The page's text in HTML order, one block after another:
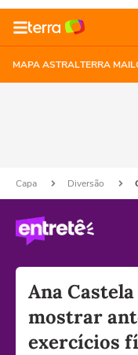
MAPA ASTRALTERRA MAIL
Capa Diversão
Ana
mostrar
exercícios